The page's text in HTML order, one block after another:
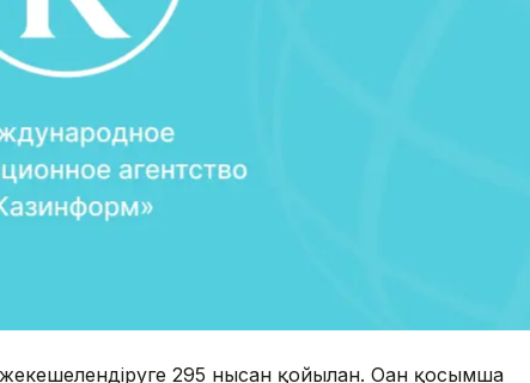
295 нысан қойылған. Оған қосымша